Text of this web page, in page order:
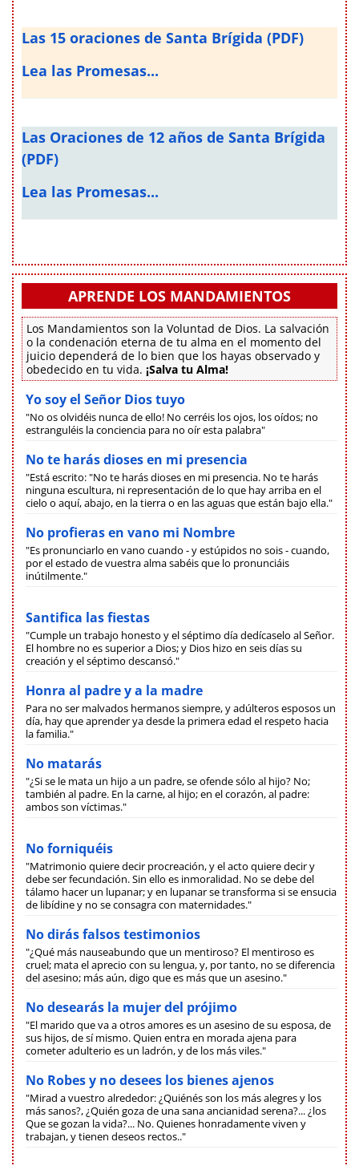
Las 15 oraciones de Santa Brígida (PDF)
Lea las Promesas...
Las Oraciones de 12 años de Santa Brígida
(PDF)
Lea las Promesas...
APRENDE LOS MANDAMIENTOS
Los Mandamientos son la Voluntad de Dios. La salvación
o la condenación eterna de tu alma en el momento del
juicio dependerá de lo bien que los hayas observado y
obedecido en tu vida. ¡Salva tu Alma!
Yo soy el Señor Dios tuyo
"No os olvidéis nunca de ello! No cerréis los ojos, los oídos; no
estranguléis la conciencia para no oír esta palabra"
No te harás dioses en mi presencia
"Está escrito: "No te harás dioses en mi presencia. No te harás
ninguna escultura, ni representación de lo que hay arriba en el
cielo o aquí, abajo, en la tierra o en las aguas que están bajo ella."
No profieras en vano mi Nombre
"Es pronunciarlo en vano cuando - y estúpidos no sois - cuando,
por el estado de vuestra alma sabéis que lo pronunciáis
inútilmente."
Santifica las fiestas
"Cumple un trabajo honesto y el séptimo día dedícaselo al Señor.
El hombre no es superior a Dios; y Dios hizo en seis días su
creación y el séptimo descansó."
Honra al padre y a la madre
Para no ser malvados hermanos siempre, y adúlteros esposos un
día, hay que aprender ya desde la primera edad el respeto hacia
la familia."
No matarás
"¿Si se le mata un hijo a un padre, se ofende sólo al hijo? No;
también al padre. En la carne, al hijo; en el corazón, al padre:
ambos son víctimas."
No forniquéis
"Matrimonio quiere decir procreación, y el acto quiere decir y
debe ser fecundación. Sin ello es inmoralidad. No se debe del
tálamo hacer un lupanar; y en lupanar se transforma si se ensucia
de libídine y no se consagra con maternidades."
No dirás falsos testimonios
"¿Qué más nauseabundo que un mentiroso? El mentiroso es
cruel; mata el aprecio con su lengua, y, por tanto, no se diferencia
del asesino; más aún, digo que es más que un asesino."
No desearás la mujer del prójimo
"El marido que va a otros amores es un asesino de su esposa, de
sus hijos, de sí mismo. Quien entra en morada ajena para
cometer adulterio es un ladrón, y de los más viles."
No Robes y no desees los bienes ajenos
"Mirad a vuestro alrededor: ¿Quiénés son los más alegres y los
más sanos?, ¿Quién goza de una sana ancianidad serena?... ¿los
Que se gozan la vida?... No. Quienes honradamente viven y
trabajan, y tienen deseos rectos.."